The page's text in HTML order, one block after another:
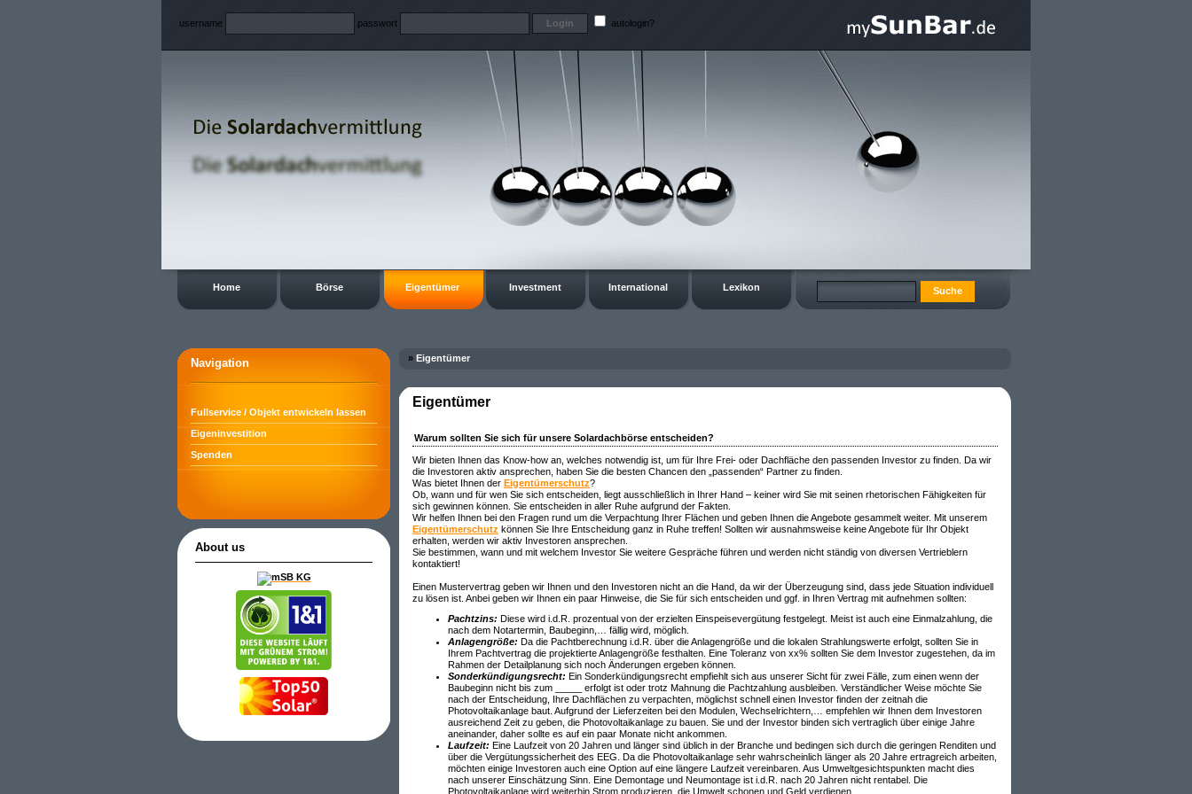
username passwort autologin?
Home Börse Eigentümer Investment International Lexikon
Navigation
Fullservice / Objekt entwickeln lassen
Eigeninvestition
Spenden
About us
» Eigentümer
Eigentümer
Warum sollten Sie sich für unsere Solardachbörse entscheiden?
Wir bieten Ihnen das Know-how an, welches notwendig ist, um für Ihre Frei- oder Dachfläche den passenden Investor zu finden. Da wir
die Investoren aktiv ansprechen, haben Sie die besten Chancen den „passenden“ Partner zu finden.
Was bietet Ihnen der Eigentümerschutz?
Ob, wann und für wen Sie sich entscheiden, liegt ausschließlich in Ihrer Hand – keiner wird Sie mit seinen rhetorischen Fähigkeiten für
sich gewinnen können. Sie entscheiden in aller Ruhe aufgrund der Fakten.
Wir helfen Ihnen bei den Fragen rund um die Verpachtung Ihrer Flächen und geben Ihnen die Angebote gesammelt weiter. Mit unserem
Eigentümerschutz können Sie Ihre Entscheidung ganz in Ruhe treffen! Sollten wir ausnahmsweise keine Angebote für Ihr Objekt
erhalten, werden wir aktiv Investoren ansprechen.
Sie bestimmen, wann und mit welchem Investor Sie weitere Gespräche führen und werden nicht ständig von diversen Vertrieblern
kontaktiert!
Einen Mustervertrag geben wir Ihnen und den Investoren nicht an die Hand, da wir der Überzeugung sind, dass jede Situation individuell
zu lösen ist. Anbei geben wir Ihnen ein paar Hinweise, die Sie für sich entscheiden und ggf. in Ihren Vertrag mit aufnehmen sollten:
Pachtzins: Diese wird i.d.R. prozentual von der erzielten Einspeisevergütung festgelegt. Meist ist auch eine Einmalzahlung, die
nach dem Notartermin, Baubeginn,… fällig wird, möglich.
Anlagengröße: Da die Pachtberechnung i.d.R. über die Anlagengröße und die lokalen Strahlungswerte erfolgt, sollten Sie in
Ihrem Pachtvertrag die projektierte Anlagengröße festhalten. Eine Toleranz von xx% sollten Sie dem Investor zugestehen, da im
Rahmen der Detailplanung sich noch Änderungen ergeben können.
Sonderkündigungsrecht: Ein Sonderkündigungsrecht empfiehlt sich aus unserer Sicht für zwei Fälle, zum einen wenn der
Baubeginn nicht bis zum _____ erfolgt ist oder trotz Mahnung die Pachtzahlung ausbleiben. Verständlicher Weise möchte Sie
nach der Entscheidung, Ihre Dachflächen zu verpachten, möglichst schnell einen Investor finden der zeitnah die
Photovoltaikanlage baut. Aufgrund der Lieferzeiten bei den Modulen, Wechselrichtern,… empfehlen wir Ihnen dem Investoren
ausreichend Zeit zu geben, die Photovoltaikanlage zu bauen. Sie und der Investor binden sich vertraglich über einige Jahre
aneinander, daher sollte es auf ein paar Monate nicht ankommen.
Laufzeit: Eine Laufzeit von 20 Jahren und länger sind üblich in der Branche und bedingen sich durch die geringen Renditen und
über die Vergütungssicherheit des EEG. Da die Photovoltaikanlage sehr wahrscheinlich länger als 20 Jahre ertragreich arbeiten,
möchten einige Investoren auch eine Option auf eine längere Laufzeit vereinbaren. Aus Umweltgesichtspunkten macht dies
nach unserer Einschätzung Sinn. Eine Demontage und Neumontage ist i.d.R. nach 20 Jahren nicht rentabel. Die
Photovoltaikanlage wird weiterhin Strom produzieren, die Umwelt schonen und Geld verdienen.